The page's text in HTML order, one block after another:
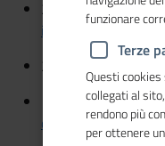
25/06/2020 - Rai
intervista a Carlo
25/06/2020 -
13/06/2020 -
digitale
funzionare
Terze
Questi
collegati al
rendono più
per ottenere